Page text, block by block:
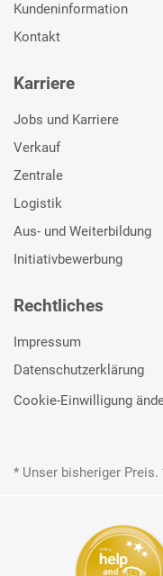
Kundeninformation
Kontakt
Karriere
Jobs und Karriere
Verkauf
Zentrale
Logistik
Aus- und Weiterbildung
Initiativbewerbung
Rechtliches
Impressum
Datenschutzerklärung
Cookie-Einwilligung
* Unser bisheriger